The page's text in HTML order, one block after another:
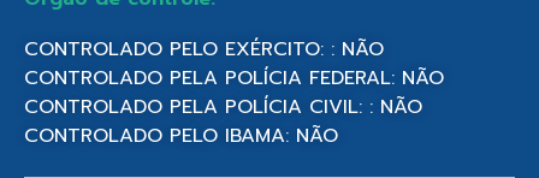
CONTROLADO PELO EXÉRCITO: : NÃO
CONTROLADO PELA POLÍCIA FEDERAL: NÃO
CONTROLADO PELA POLÍCIA CIVIL: : NÃO
CONTROLADO PELO IBAMA: NÃO